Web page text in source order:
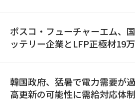
ポスコ・フューチャーエム、
ッテリー企業とLFP正極材19
韓国政府、猛暑で電力需要が
高更新の可能性に需給対応体